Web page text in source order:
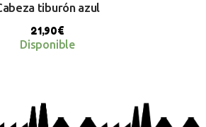
tiburón azul
21,90€
Disponible